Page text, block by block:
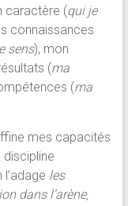
caractère (qui je
connaissances
sens), mon
(ma
(ma
mes capacités
les
dans l’arène,